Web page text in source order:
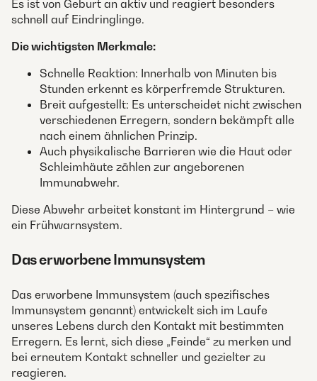
Es ist von Geburt an aktiv und reagiert besonders
schnell auf Eindringlinge.
Die wichtigsten Merkmale:
Schnelle Reaktion: Innerhalb von Minuten bis
Stunden erkennt es körperfremde Strukturen.
Breit aufgestellt: Es unterscheidet nicht zwischen
verschiedenen Erregern, sondern bekämpft alle
nach einem ähnlichen Prinzip.
Auch physikalische Barrieren wie die Haut oder
Schleimhäute zählen zur angeborenen
Immunabwehr.
Diese Abwehr arbeitet konstant im Hintergrund – wie
ein Frühwarnsystem.
Das erworbene Immunsystem
Das erworbene Immunsystem (auch spezifisches
Immunsystem genannt) entwickelt sich im Laufe
unseres Lebens durch den Kontakt mit bestimmten
Erregern. Es lernt, sich diese „Feinde“ zu merken und
bei erneutem Kontakt schneller und gezielter zu
reagieren.